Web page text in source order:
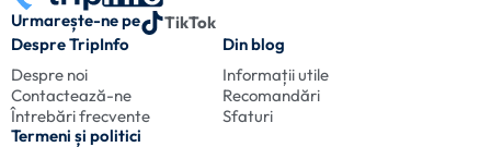
Urmarește-ne pe
TikTok
Despre TripInfo
Despre noi
Contactează-ne
Întrebări frecvente
Din blog
Informații utile
Recomandări
Sfaturi
Termeni și politici